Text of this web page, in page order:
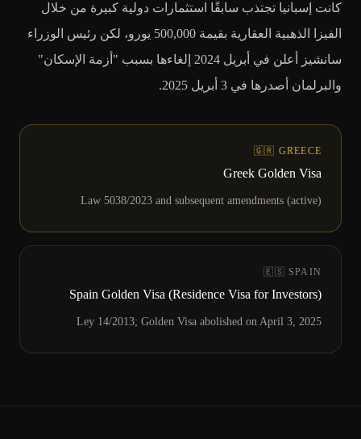
كانت إسبانيا تجتذب سابقًا استثمارات دولية كبيرة من خلال
الفيزا الذهبية العقارية بقيمة 500,000 يورو، لكن رئيس الوزراء
سانشيز أعلن في أبريل 2024 إلغاءها بسبب "أزمة الإسكان"
والبرلمان أصدرها في 3 أبريل 2025.
🇬🇷 GREECE
Greek Golden Visa
Law 5038/2023 and subsequent amendments (active)
🇪🇸 SPAIN
Spain Golden Visa (Residence Visa for Investors)
Ley 14/2013; Golden Visa abolished on April 3, 2025